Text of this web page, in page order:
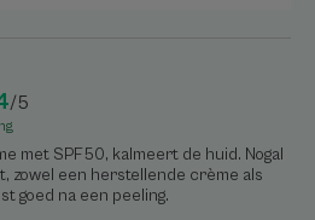
/5
met SPF50, kalmeert de huid. Nogal
zowel een herstellende crème als
goed na een peeling.